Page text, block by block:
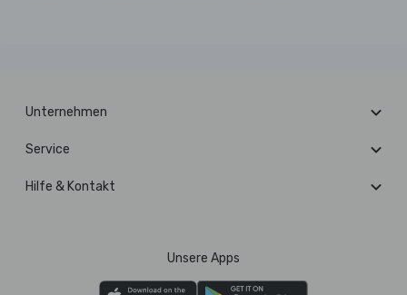
Unternehmen
Service
Hilfe & Kontakt
Unsere Apps